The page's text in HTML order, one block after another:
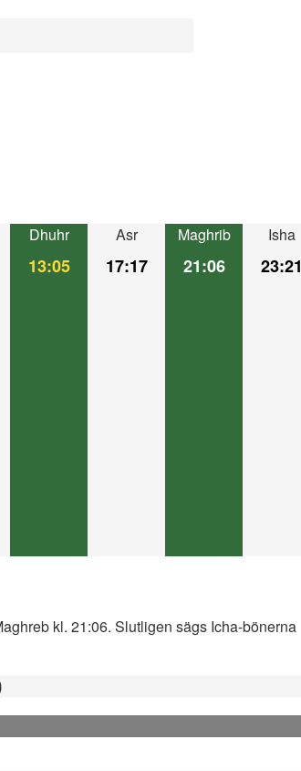
Dhuhr
13:05
Asr
17:17
Maghrib
21:06
Isha
23:21
kl. 21:06. Slutligen sägs Icha-bönerna